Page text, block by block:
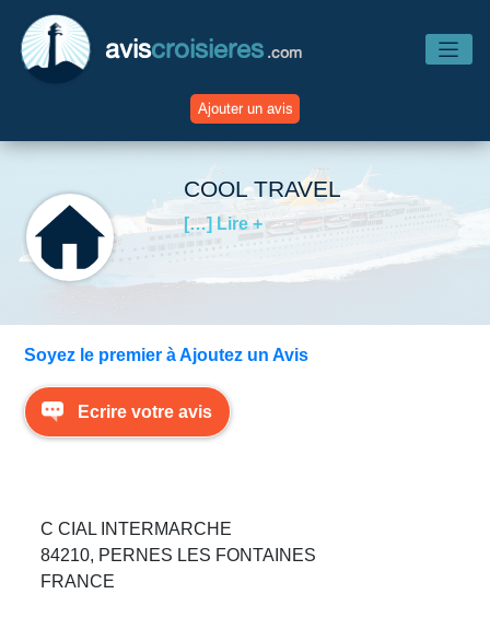
aviscroisieres .com
Ajouter un avis
Accueil
Avis Compagnies
Avis Escales
Blog
COOL TRAVEL
[…] Lire +
Soyez le premier à Ajoutez un Avis
Ecrire votre avis
C CIAL INTERMARCHE
84210, PERNES LES FONTAINES
FRANCE